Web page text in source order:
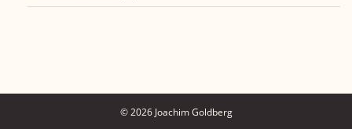
© 2026 Joachim Goldberg